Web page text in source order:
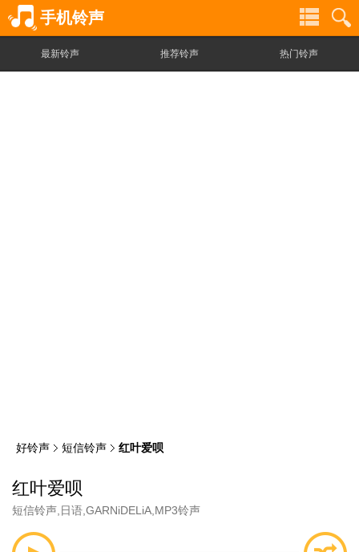
手机铃声
最新铃声 推荐铃声 热门铃声
好铃声 短信铃声 红叶爱呗
红叶爱呗
短信铃声 日语 GARNiDELiA MP3铃声